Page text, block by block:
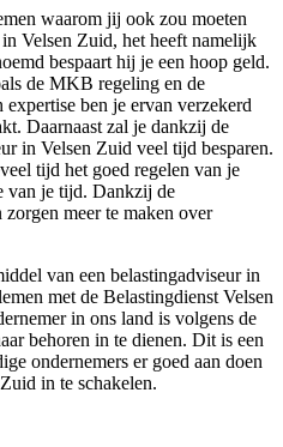
waarom jij ook zou moeten
Velsen Zuid, het heeft namelijk
bespaart hij je een hoop geld.
de MKB regeling en de
ben je ervan verzekerd
Daarnaast zal je dankzij de
in Velsen Zuid veel tijd besparen.
tijd het goed regelen van je
van je tijd. Dankzij de
meer te maken over
van een belastingadviseur in
met de Belastingdienst Velsen
in ons land is volgens de
behoren in te dienen. Dit is een
ondernemers er goed aan doen
in te schakelen.